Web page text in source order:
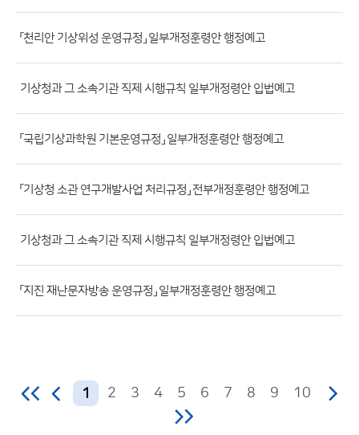
첨
일,
등
록
조
「천리안 기상위성 운영규정」 일부개정훈령안 행정예고
기상청과 그 소속기관 직제 시행규칙 일부개정령안 입법예고
「국립기상과학원 기본운영규정」 일부개정훈령안 행정예고
「기상청 소관 연구개발사업 처리규정」 전부개정훈령안 행정예고
기상청과 그 소속기관 직제 시행규칙 일부개정령안 입법예고
「지진 재난문자방송 운영규정」 일부개정훈령안 행정예고
1 2 3 4 5 6 7 8 9 10